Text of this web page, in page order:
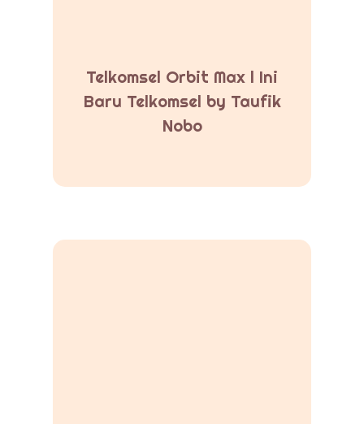
Telkomsel Orbit Max l Ini
Baru Telkomsel by Taufik
Nobo